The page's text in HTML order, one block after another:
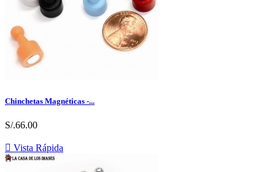
Chinchetas Magnéticas -...
S/.66.00
 Vista Rápida